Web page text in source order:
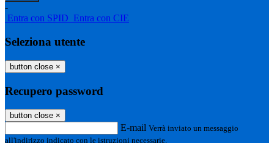
-
Entra con SPID Entra con CIE
Seleziona utente
button close ×
Recupero password
button close ×
E-mail Verrà inviato un messaggio
all'indirizzo indicato con le istruzioni necessarie.